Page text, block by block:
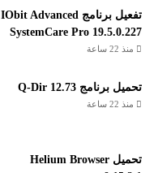
تفعيل برنامج IObit Advanced
SystemCare Pro 19.5.0.227
منذ 22 ساعة
تحميل برنامج Q-Dir 12.73
منذ 22 ساعة
تحميل Helium Browser